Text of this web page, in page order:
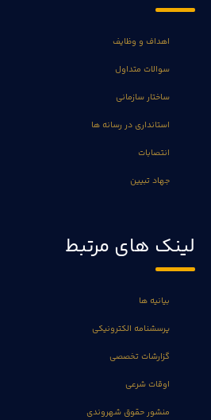
اهداف و وظایف
سوالات متداول
ساختار سازمانی
استانداری در رسانه ها
انتصابات
جهاد تبیین
لینک های مرتبط
بیانیه ها
پرسشنامه الکترونیکی
گزارشات تخصصی
اوقات شرعی
منشور حقوق شهروندی